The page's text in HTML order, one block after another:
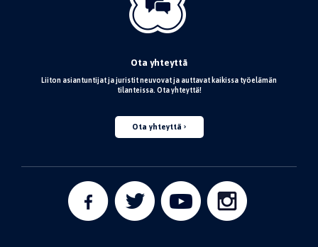
Ota yhteyttä
Liiton asiantuntijat ja juristit neuvovat ja auttavat kaikissa työelämän
tilanteissa. Ota yhteyttä!
Ota yhteyttä